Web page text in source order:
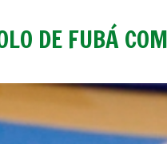
DE FUBÁ